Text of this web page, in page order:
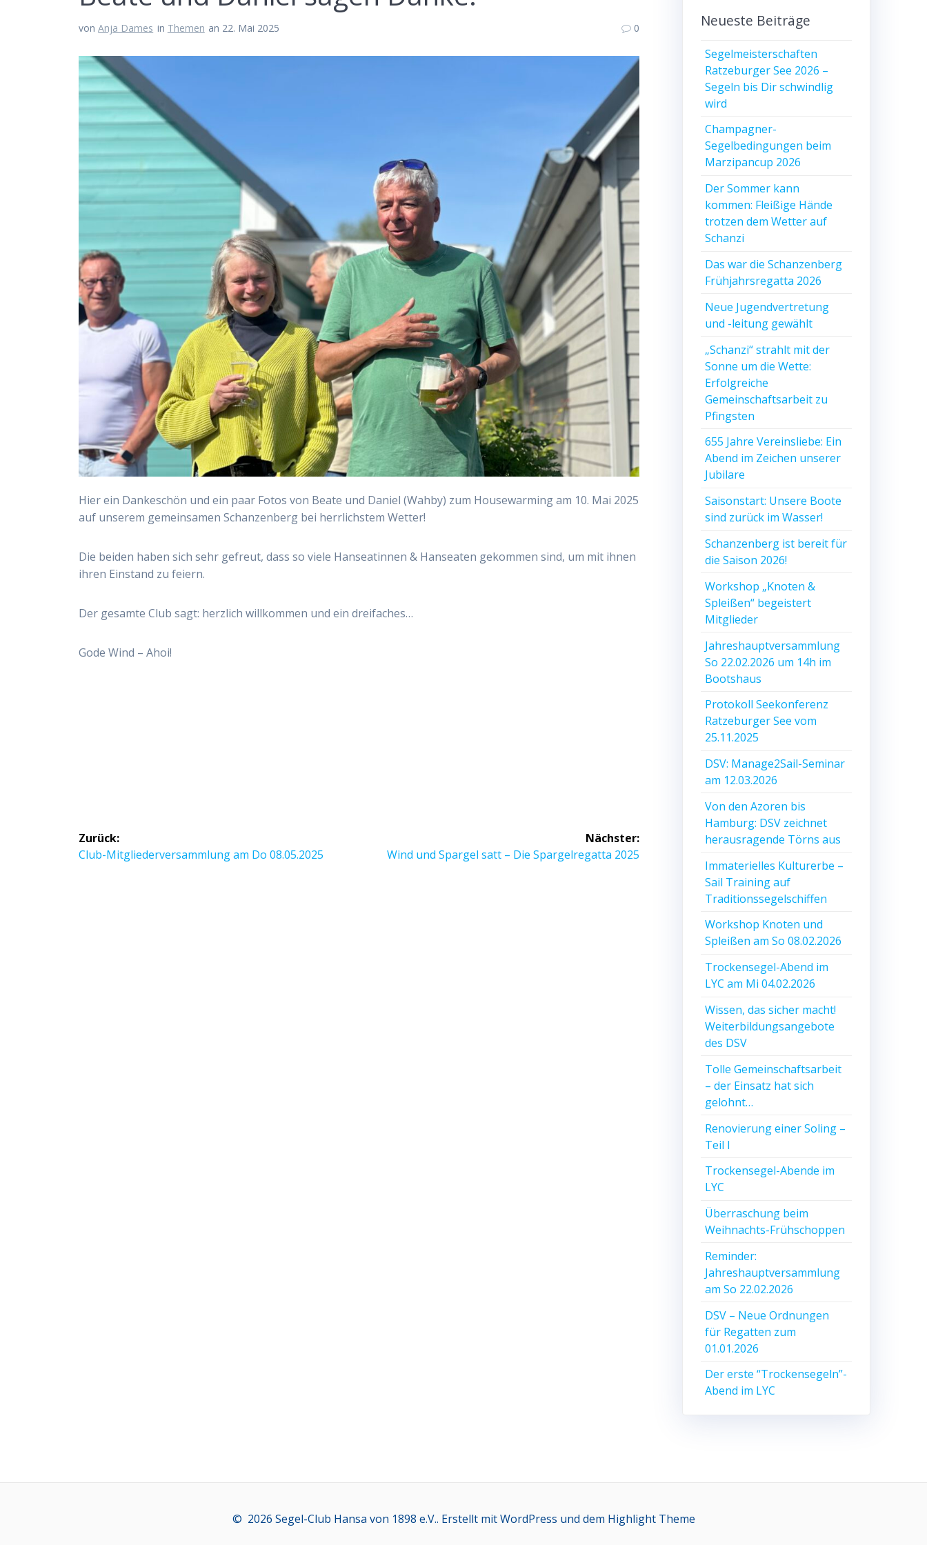
vonAnja Dames in Themen an 22. Mai 2025 0
Hier ein Dankeschön und ein paar Fotos von Beate und Daniel (Wahby) zum Housewarming am 10. Mai 2025
auf unserem gemeinsamen Schanzenberg bei herrlichstem Wetter!
Die beiden haben sich sehr gefreut, dass so viele Hanseatinnen & Hanseaten gekommen sind, um mit ihnen
ihren Einstand zu feiern.
Der gesamte Club sagt: herzlich willkommen und ein dreifaches…
Gode Wind – Ahoi!
Beitragsnavigation
Zurück:
Vorheriger
Club-Mitgliederversammlung am Do 08.05.2025
Nächster:
Nächster
Wind und Spargel satt – Die Spargelregatta 2025
Neueste Beiträge
Segelmeisterschaften
Ratzeburger See 2026 –
Segeln bis Dir schwindlig
wird
Champagner-
Segelbedingungen beim
Marzipancup 2026
Der Sommer kann
kommen: Fleißige Hände
trotzen dem Wetter auf
Schanzi
Das war die Schanzenberg
Frühjahrsregatta 2026
Neue Jugendvertretung
und -leitung gewählt
„Schanzi“ strahlt mit der
Sonne um die Wette:
Erfolgreiche
Gemeinschaftsarbeit zu
Pfingsten
655 Jahre Vereinsliebe: Ein
Abend im Zeichen unserer
Jubilare
Saisonstart: Unsere Boote
sind zurück im Wasser!
Schanzenberg ist bereit für
die Saison 2026!
Workshop „Knoten &
Spleißen“ begeistert
Mitglieder
Jahreshauptversammlung
So 22.02.2026 um 14h im
Bootshaus
Protokoll Seekonferenz
Ratzeburger See vom
25.11.2025
DSV: Manage2Sail-Seminar
am 12.03.2026
Von den Azoren bis
Hamburg: DSV zeichnet
herausragende Törns aus
Immaterielles Kulturerbe –
Sail Training auf
Traditionssegelschiffen
Workshop Knoten und
Spleißen am So 08.02.2026
Trockensegel-Abend im
LYC am Mi 04.02.2026
Wissen, das sicher macht!
Weiterbildungsangebote
des DSV
Tolle Gemeinschaftsarbeit
– der Einsatz hat sich
gelohnt…
Renovierung einer Soling –
Teil I
Trockensegel-Abende im
LYC
Überraschung beim
Weihnachts-Frühschoppen
Reminder:
Jahreshauptversammlung
am So 22.02.2026
DSV – Neue Ordnungen
für Regatten zum
01.01.2026
Der erste “Trockensegeln”-
Abend im LYC
© 2026 Segel-Club Hansa von 1898 e.V.. Erstellt mit WordPress und dem Highlight Theme